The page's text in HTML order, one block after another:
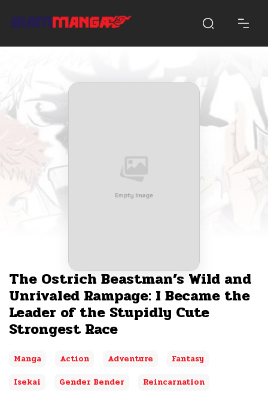
The Ostrich Beastman’s Wild and
Unrivaled Rampage: I Became the
Leader of the Stupidly Cute
Strongest Race
Manga Action Adventure
Fantasy
Isekai
Gender Bender
Reincarnation